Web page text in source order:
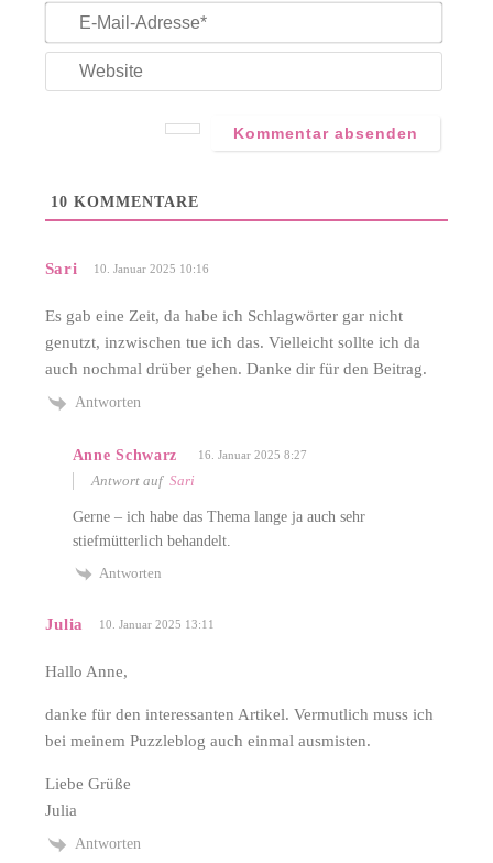
E-
10 KOMMENTARE
Sari 10. Januar 2025 10:16
Es gab eine Zeit, da habe ich Schlagwörter gar nicht
genutzt, inzwischen tue ich das. Vielleicht sollte ich da
auch nochmal drüber gehen. Danke dir für den Beitrag.
Antworten
Anne Schwarz 16. Januar 2025 8:27
Antwort auf Sari
Gerne – ich habe das Thema lange ja auch sehr
stiefmütterlich behandelt.
Antworten
Julia 10. Januar 2025 13:11
Hallo Anne,
danke für den interessanten Artikel. Vermutlich muss ich
bei meinem Puzzleblog auch einmal ausmisten.
Liebe Grüße
Julia
Antworten